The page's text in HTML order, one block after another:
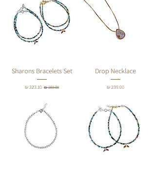
Drop Necklace
מחיר
Sharons Bracelets Set
מחיר רגיל‏359.00 ‏₪ מחיר מבצע‏323.10 ‏₪